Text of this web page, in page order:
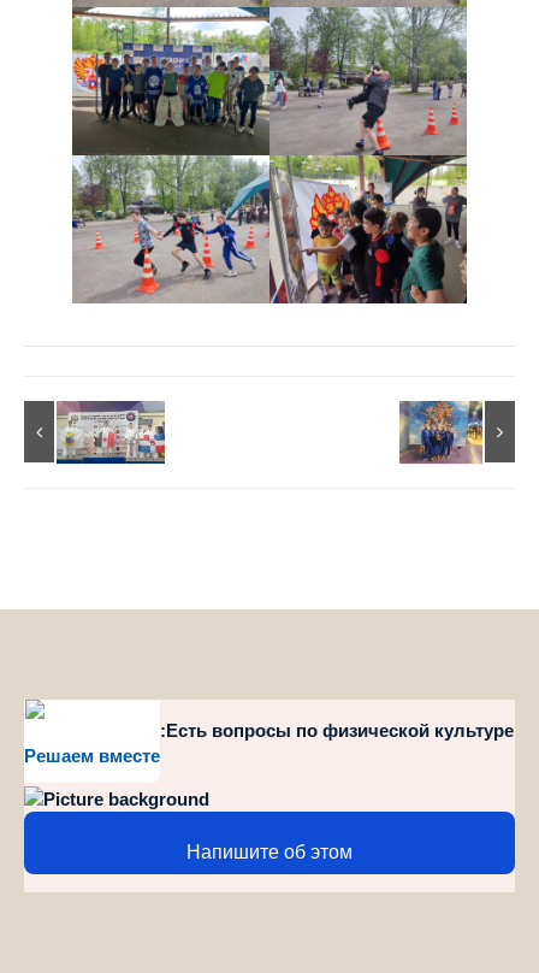
Решаем вместе
style="position":Есть вопросы по физической культуре
и спорту?
Напишите об этом